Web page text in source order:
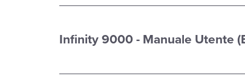
Infinity 9000 - Manuale Utente